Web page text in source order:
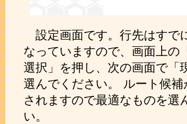
設定画面です。行先はすで
なっていますので、画面上の
選択」を押し、次の画面で「
選んでください。 ルート候補
されますので最適なものを選
い。